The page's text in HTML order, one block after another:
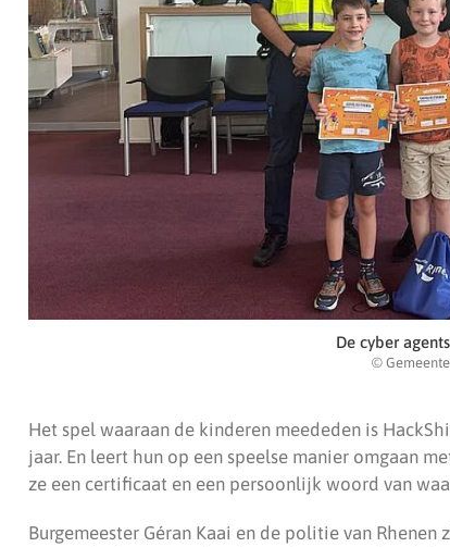
De cyber
©
Het spel waaraan de kinderen meededen is
jaar. En leert hun op een speelse manier omgaan
ze een certificaat en een persoonlijk woord van
Burgemeester Géran Kaai en de politie van